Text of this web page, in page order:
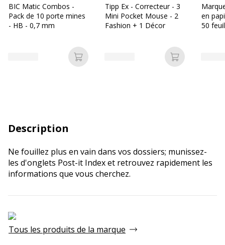
BIC Matic Combos -
Pack de 10 porte mines
- HB - 0,7 mm
Ajouter au panier
Tipp Ex - Correcteur - 3
Mini Pocket Mouse - 2
Fashion + 1 Décor
Ajouter au
en
50
Description
Ne fouillez plus en vain dans vos dossiers; munissez-
les d'onglets Post-it Index et retrouvez rapidement les
informations que vous cherchez.
Tous les produits de la marque